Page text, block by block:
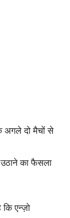
अगले दो मैचों से
का फैसला
कि एन्ज़ो